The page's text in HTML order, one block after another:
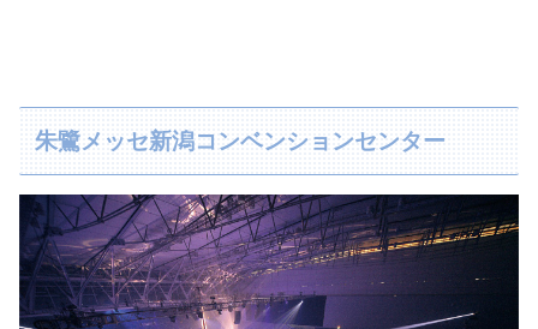
朱鷺メッセ新潟コンベンションセンター